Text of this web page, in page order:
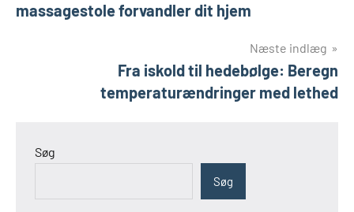
massagestole forvandler dit hjem
Næste indlæg
Fra iskold til hedebølge: Beregn
temperaturændringer med lethed
Søg
Søg